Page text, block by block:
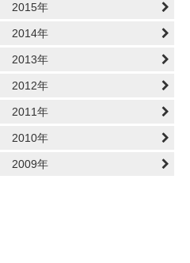
2015年
2014年
2013年
2012年
2011年
2010年
2009年